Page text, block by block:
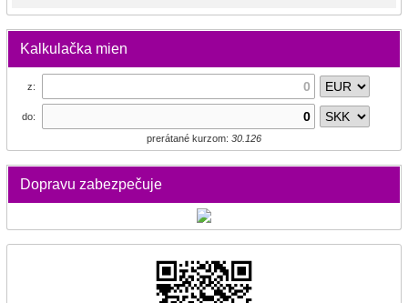
Kalkulačka mien
z:
do:
prerátané kurzom: 30.126
Dopravu zabezpečuje